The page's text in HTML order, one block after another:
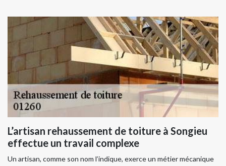
L’artisan rehaussement de toiture à Songieu
effectue un travail complexe
Un artisan, comme son nom l’indique, exerce un métier mécanique